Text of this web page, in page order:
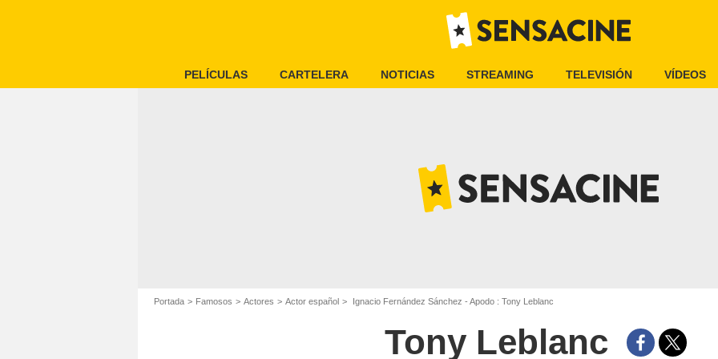
PELÍCULAS CARTELERA NOTICIAS STREAMING TELEVISIÓN VÍDEOS
Portada Famosos Actores Actor español Ignacio Fernández Sánchez - Apodo : Tony Leblanc
Tony Leblanc